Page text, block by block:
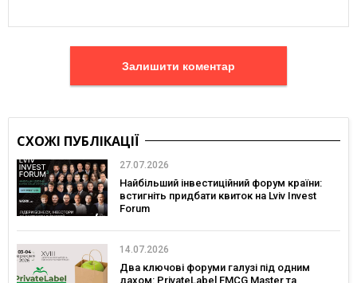
Залишити коментар
СХОЖІ ПУБЛІКАЦІЇ
27.07.2026
Найбільший інвестиційний форум країни:
встигніть придбати квиток на Lviv Invest
Forum
14.07.2026
Два ключові форуми галузі під одним
дахом: PrivateLabel FMCG Master та